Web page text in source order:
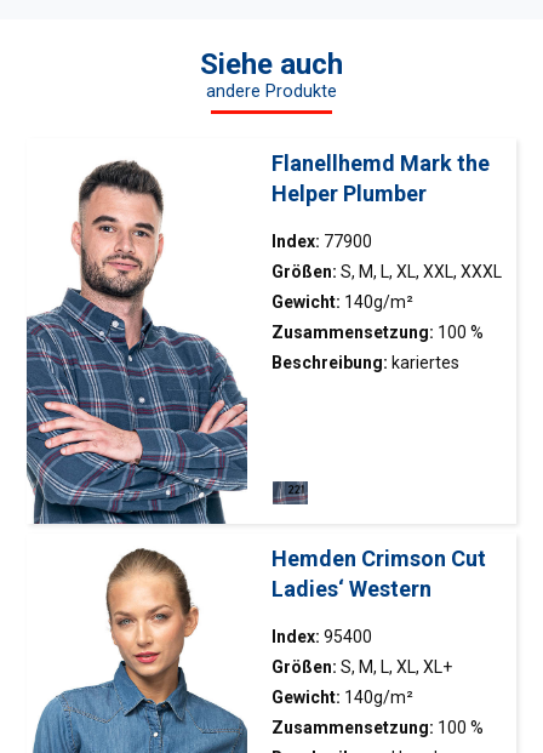
Siehe auch
andere Produkte
Flanellhemd Mark the
Helper Plumber
Index: 77900
Größen: S, M, L, XL, XXL, XXXL
Gewicht: 140g/m²
Zusammensetzung: 100 %
Baumwolle
Beschreibung: kariertes
klassischer Schnitt; „Button-
Hemden Crimson Cut
Ladies‘ Western
Index: 95400
Größen: S, M, L, XL, XL+
Gewicht: 140g/m²
Zusammensetzung: 100 %